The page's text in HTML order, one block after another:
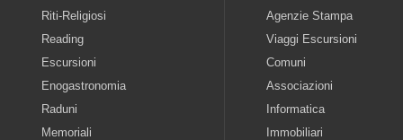
Riti-Religiosi
Reading
Escursioni
Enogastronomia
Raduni
Memoriali
Agenzie Stampa
Viaggi Escursioni
Comuni
Associazioni
Informatica
Immobiliari